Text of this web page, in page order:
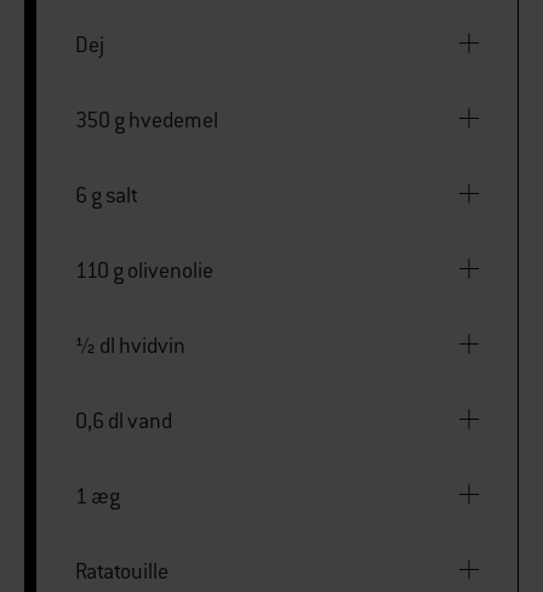
Dej
350 g hvedemel
6 g salt
110 g olivenolie
½ dl hvidvin
0,6 dl vand
1 æg
Ratatouille